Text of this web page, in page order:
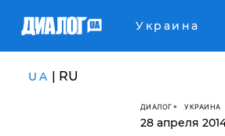
Украина
UA | RU
ДИАЛОГ УКРАИНА
28 апреля